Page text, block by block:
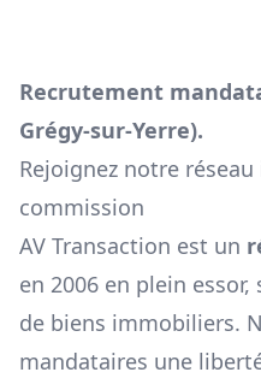
Recrutement
Grégy-sur-Yerre).
Rejoignez notre
commission
AV Transaction est un
en 2006 en plein
de biens immobiliers.
mandataires une